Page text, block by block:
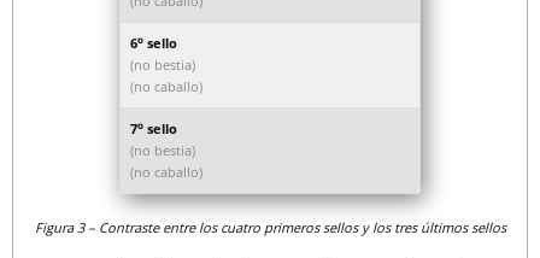
6o sello
(no bestia)
(no caballo)
7o sello
(no bestia)
(no caballo)
Figura 3 – Contraste entre los cuatro primeros sellos y los tres últimos sellos